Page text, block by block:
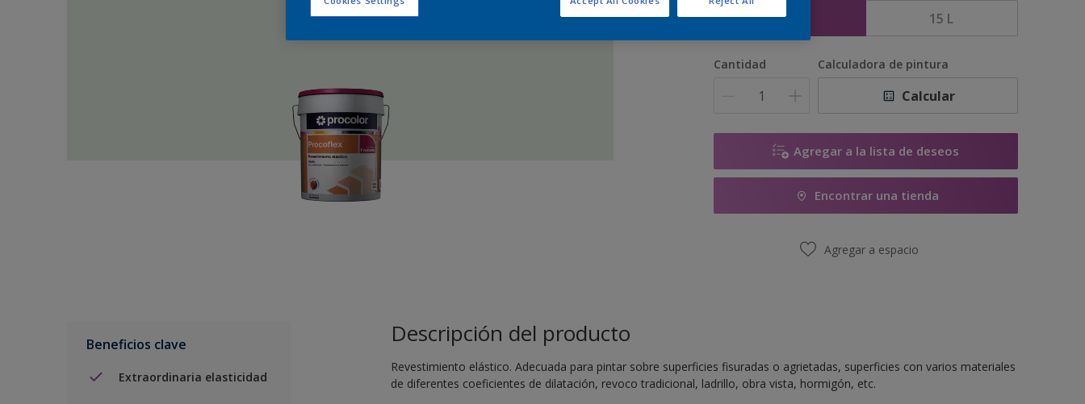
5 L 15 L
Cantidad Calculadora de pintura
Calcular
Agregar a la lista de deseos
Encontrar una tienda
Agregar a espacio
Beneficios clave
Extraordinaria elasticidad
Descripción del producto
Revestimiento elástico. Adecuada para pintar sobre superficies fisuradas o agrietadas, superficies con varios materiales
de diferentes coeficientes de dilatación, revoco tradicional, ladrillo, obra vista, hormigón, etc.